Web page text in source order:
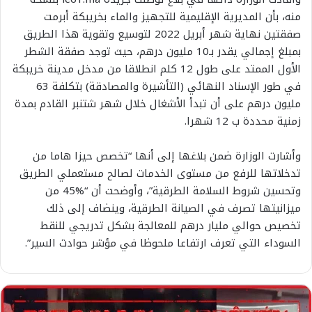
منه، بأن المديرية الإقليمية للتجهيز والماء بخريبكة أبرمت
صفقتين نهاية شهر أبريل 2022 لتوسيع وتقوية هذا الطريق
بمبلغ إجمالي يقدر بـ10 مليون درهم، حيث توجد صفقة الشطر
الأول الممتد على طول 12 كلم انطلاقا من مدخل مدينة خريبكة
في طور الإسناد النهائي (التأشيرة والمصادقة) بتكلفة 63
مليون درهم على أن تبدأ الأشغال خلال شهر شتنبر القادم بمدة
زمنية محددة ب 12 شهرا.
وأشارت الوزارة ضمن بلاغها إلى أنها “تخصص حيزا هاما من
تدخلاتها للرفع من مستوى الخدمات لصالح مستعملي الطريق
وتحسين شروط السلامة الطرقية”، وأوضحت أن “%45 من
ميزانيتها تصرف في الصيانة الطرقية، وينضاف إلى ذلك
تخصيص حوالي مليار درهم للمعالجة بشكل تدريجي للنقط
السوداء التي تعرف ارتفاعا ملحوظا في مؤشر حوادث السير”.
ت
و